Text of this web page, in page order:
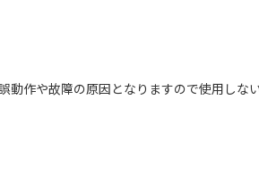
動作や故障の原因となりますので使用しな